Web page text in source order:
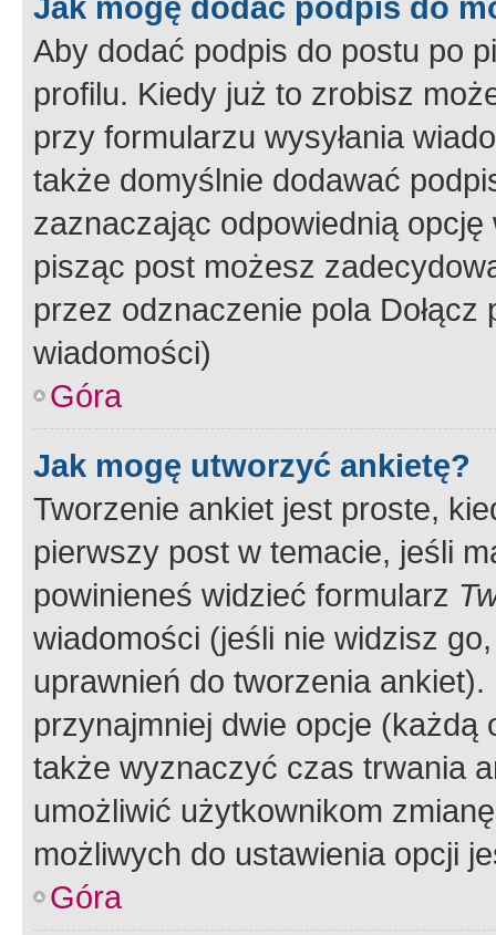
Aby dodać podpis do postu po
profilu. Kiedy już to zrobisz
przy formularzu wysyłania
także domyślnie dodawać
zaznaczając odpowiednią
pisząc post możesz
przez odznaczenie pola
wiadomości)
Góra
Jak mogę utworzyć ankietę?
Tworzenie ankiet jest proste,
pierwszy post w temacie, jeśli
powinieneś widzieć formularz
wiadomości (jeśli nie widzisz
uprawnień do tworzenia
przynajmniej dwie opcje
także wyznaczyć czas trwania
umożliwić użytkownikom
możliwych do ustawienia opcji
Góra